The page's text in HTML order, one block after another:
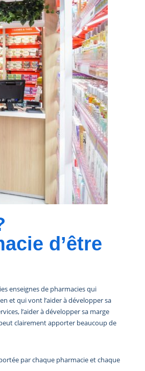
d’être
enseignes de pharmacies qui
et qui vont l’aider à développer sa
l’aider à développer sa marge
clairement apporter beaucoup de
par chaque pharmacie et chaque